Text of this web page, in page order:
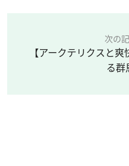
次の
【アークテリクスと
る群